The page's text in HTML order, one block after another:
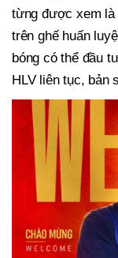
từng được xem là
trên ghế huấn
bóng có thể đầu
HLV liên tục, bản